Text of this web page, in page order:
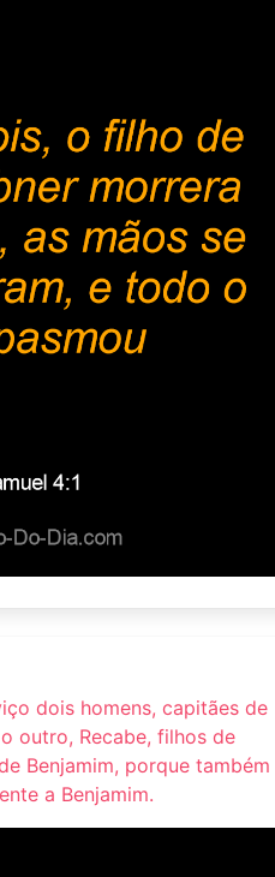
dois homens, capitães de
outro, Recabe, filhos de
Benjamim, porque também
a Benjamim.